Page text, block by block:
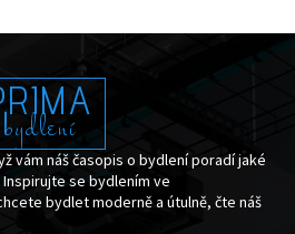
bydlení
vám náš časopis o bydlení poradí jaké
se bydlením ve
bydlet moderně a útulně, čte náš